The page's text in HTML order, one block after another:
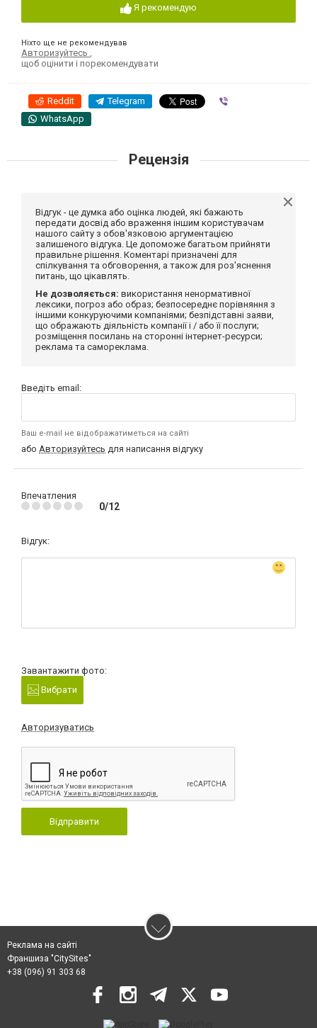
Я рекомендую
Ніхто ще не рекомендував
Авторизуйтесь
щоб оцінити і порекомендувати
Reddit Telegram
WhatsApp
Рецензія
Відгук - це думка або оцінка людей, які бажають
передати досвід або враження іншим користувачам
нашого сайту з обов'язковою аргументацією
залишеного відгука. Це допоможе багатьом прийняти
правильне рішення. Коментарі призначені для
спілкування та обговорення, а також для роз'яснення
питань, що цікавлять.
Не дозволяється: використання ненормативної
лексики, погроз або образ; безпосереднє порівняння з
іншими конкуруючими компаніями; безпідставні заяви,
що ображають діяльність компанії і / або її послуги;
розміщення посилань на сторонні інтернет-ресурси;
реклама та самореклама.
Введіть email:
Ваш e-mail не відображатиметься на сайті
або Авторизуйтесь для написання відгуку
Впечатления
0/12
Відгук:
Завантажити фото:
Вибрати
Авторизуватись
Відправити
Реклама на сайті
Франшиза "CitySites"
+38 (096) 91 303 68